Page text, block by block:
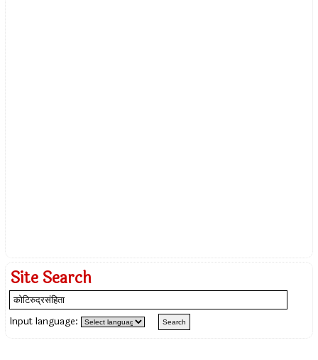
Site Search
Input language: